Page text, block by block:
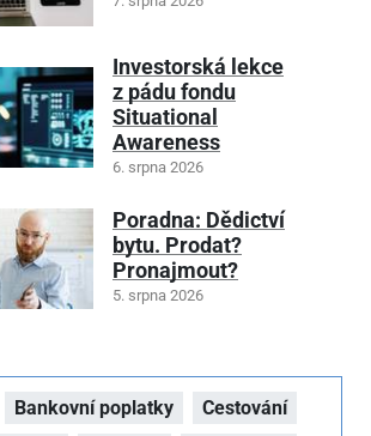
Investorská lekce
z pádu fondu
Situational
Awareness
6. srpna 2026
Poradna: Dědictví
bytu. Prodat?
Pronajmout?
5. srpna 2026
Bankovní poplatky
Cestování